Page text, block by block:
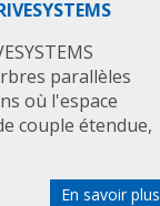
parallèles
où l'espace
couple étendue,
En savoir plus